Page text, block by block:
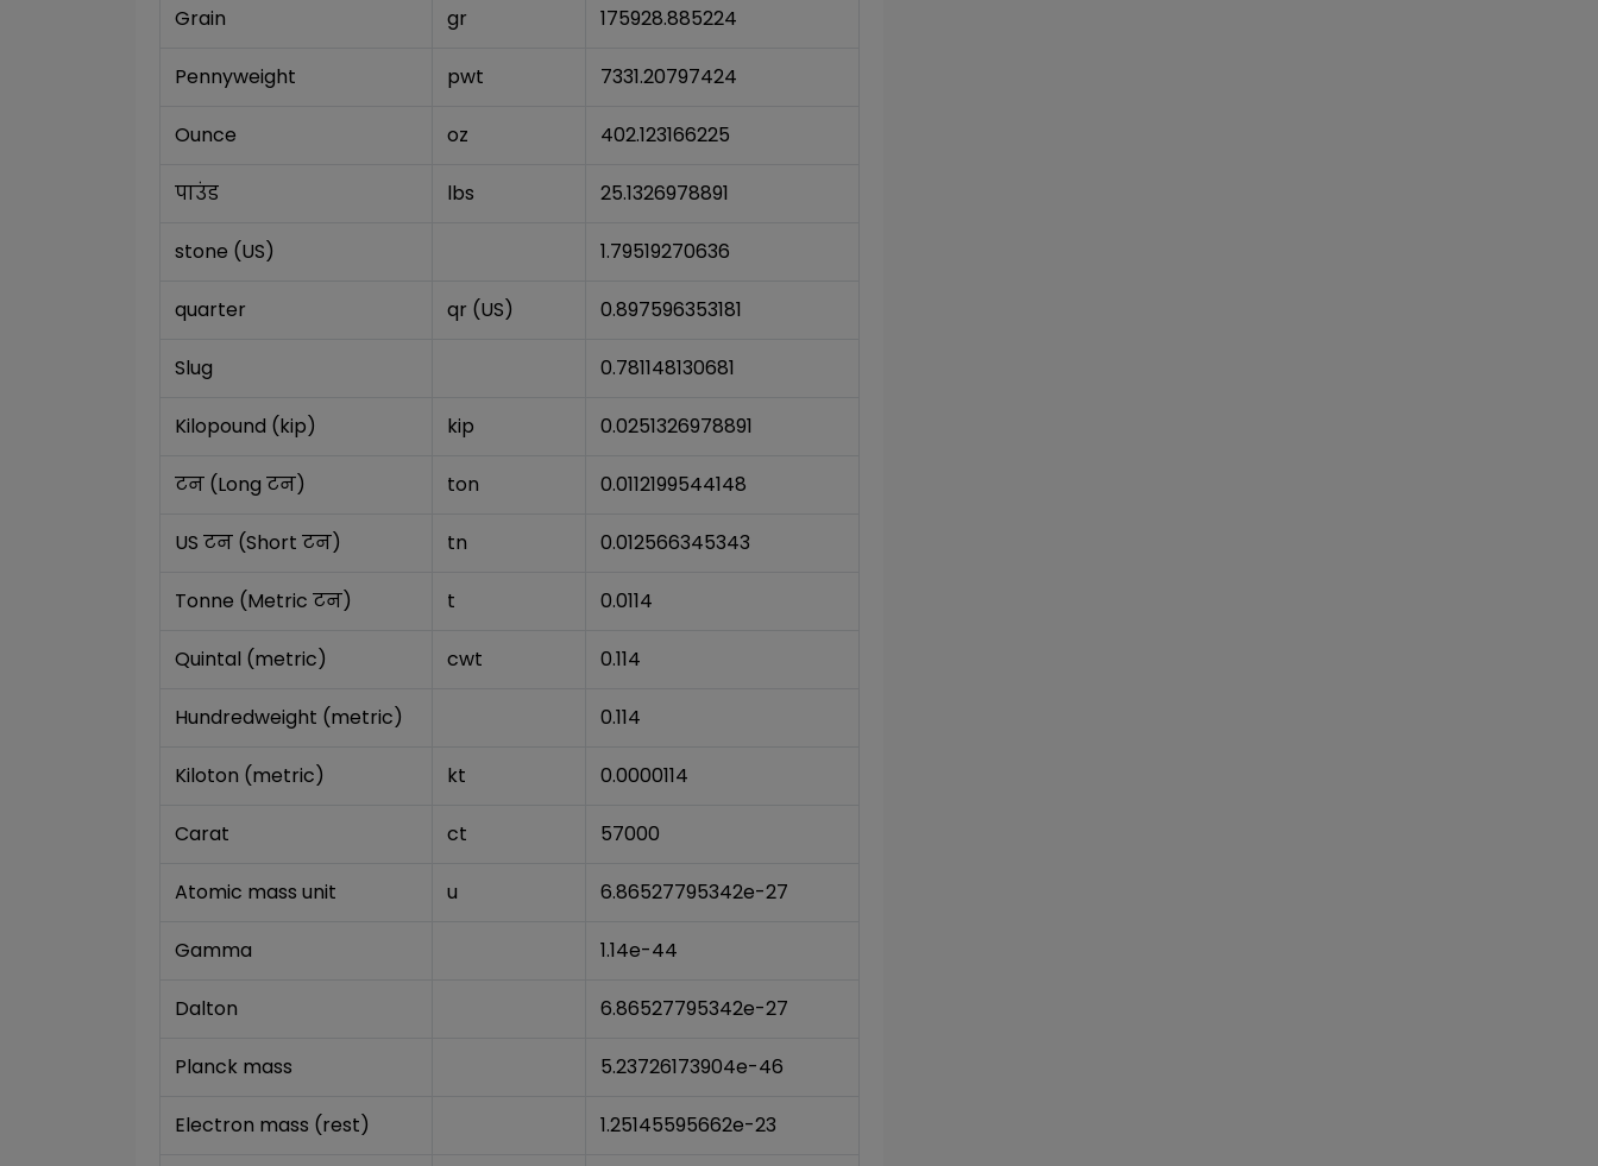
Grain gr 175928.885224
Pennyweight pwt 7331.20797424
Ounce oz 402.123166225
पाउंड lbs 25.1326978891
stone (US) 1.79519270636
quarter qr (US) 0.897596353181
Slug 0.781148130681
Kilopound (kip) kip 0.0251326978891
टन (Long टन) ton 0.0112199544148
US टन (Short टन) tn 0.012566345343
Tonne (Metric टन) t 0.0114
Quintal (metric) cwt 0.114
Hundredweight (metric) 0.114
Kiloton (metric) kt 0.0000114
Carat ct 57000
Atomic mass unit u 6.86527795342e-27
Gamma 1.14e-44
Dalton 6.86527795342e-27
Planck mass 5.23726173904e-46
Electron mass (rest) 1.25145595662e-23